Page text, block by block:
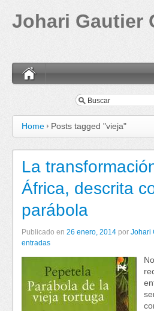
Johari Gautier
Home Posts tagged "vieja"
La
África, descrita
parábola
Publicado en 26 enero, 2014 por Johari
entradas